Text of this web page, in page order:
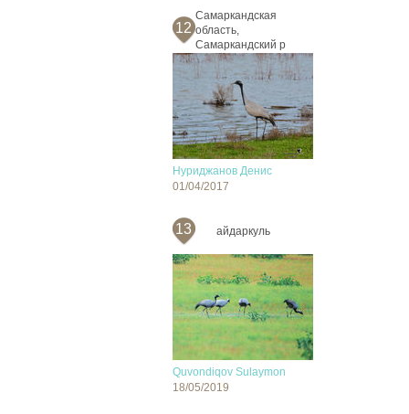
12
Самаркандская
область,
Самаркандский р
Нуриджанов Денис
01/04/2017
13 айдаркуль
Quvondiqov Sulaymon
18/05/2019